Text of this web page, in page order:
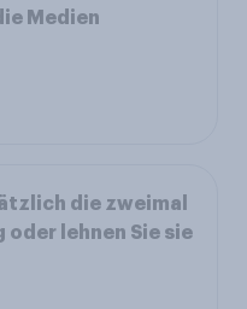
Medien
die zweimal
lehnen Sie sie